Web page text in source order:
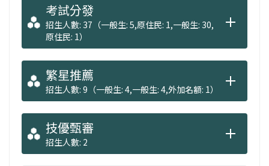
考試分發
招生人數: 37（一般生: 5,原住民: 1,一般生: 30,
原住民: 1）
繁星推薦
招生人數: 9（一般生: 4,一般生: 4,外加名額: 1）
技優甄審
招生人數: 2